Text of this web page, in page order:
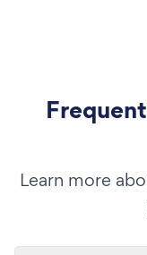
Learn more